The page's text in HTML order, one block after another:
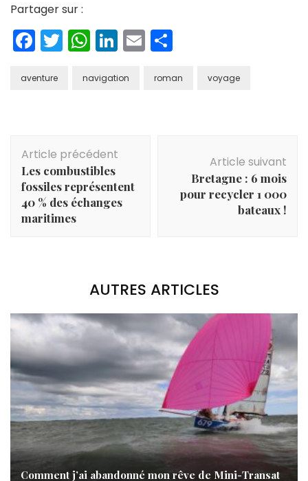
Partager sur :
Facebook
Twitter
WhatsApp
LinkedIn
Email
aventure navigation roman voyage
Navigation
d'article
Article précédent
Les combustibles
fossiles représentent
40 % des échanges
maritimes
Article suivant
Bretagne : 6 mois
pour recycler 1 000
bateaux !
AUTRES ARTICLES
Comment j’ai abandonné mon rêve de Mini-Transat